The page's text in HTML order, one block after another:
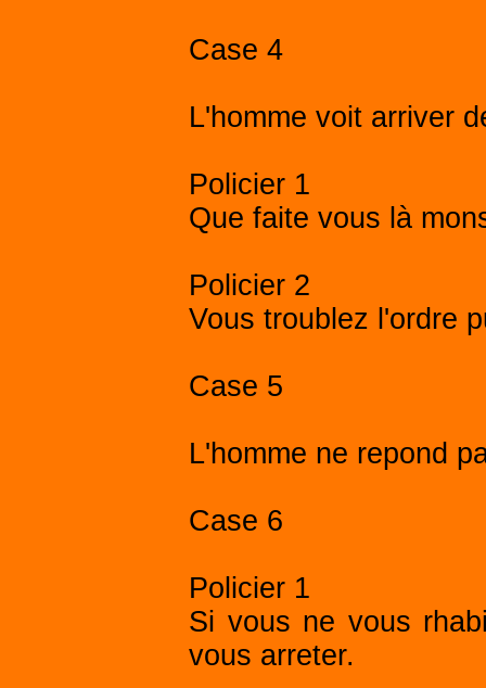
Case 4
L'homme voit arriver
Policier 1
Que faite vous là
Policier 2
Vous troublez l'ordre
Case 5
L'homme ne repond
Case 6
Policier 1
Si vous ne vous
vous arreter.